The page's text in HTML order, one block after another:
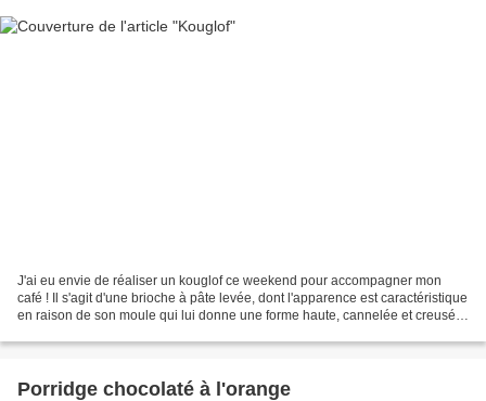
J'ai eu envie de réaliser un kouglof ce weekend pour accompagner mon
café ! Il s'agit d'une brioche à pâte levée, dont l'apparence est caractéristique
en raison de son moule qui lui donne une forme haute, cannelée et creusée
Porridge chocolaté à l'orange